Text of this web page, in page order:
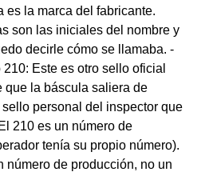
es la marca del fabricante.
son las iniciales del nombre y
decirle cómo se llamaba. -
Este es otro sello oficial
que la báscula saliera de
personal del inspector que
210 es un número de
tenía su propio número).
número de producción, no un